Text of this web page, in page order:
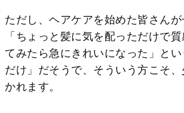
ただし、ヘアケアを始めた皆さん
「ちょっと髪に気を配っただけで
てみたら急にきれいになった」と
だけ」だそうで、そういう方こそ
かれます。